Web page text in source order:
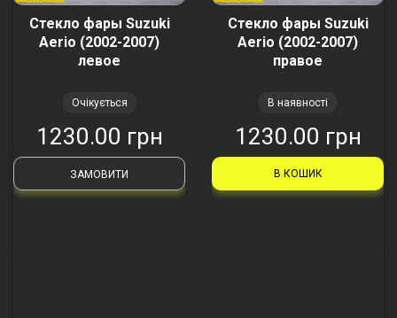
Стекло фары Suzuki
Aerio (2002-2007)
левое
Очікується
1230.00 грн
ЗАМОВИТИ
Стекло фары Suzuki
Aerio (2002-2007)
правое
В наявності
1230.00 грн
В КОШИК